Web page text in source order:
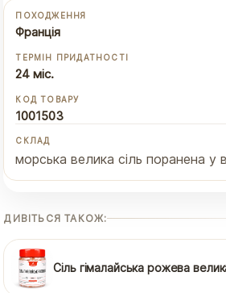
ПОХОДЖЕННЯ
Франція
ТЕРМІН ПРИДАТНОСТІ
24 міс.
КОД ТОВАРУ
1001503
СКЛАД
морська велика сіль поранена у
ДИВІТЬСЯ ТАКОЖ:
Сіль гімалайська рожева